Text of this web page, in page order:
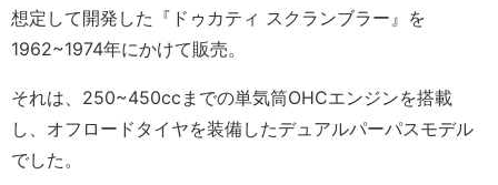
想定して開発した『ドゥカティ スクランブラー』を
1962~1974年にかけて販売。
それは、250~450ccまでの単気筒OHCエンジンを搭載
し、オフロードタイヤを装備したデュアルパーパスモデル
でした。